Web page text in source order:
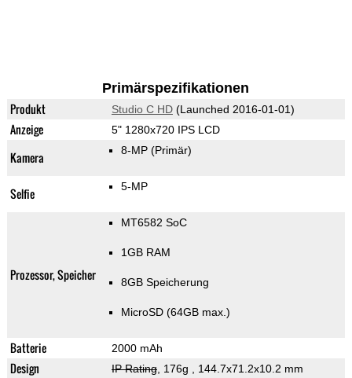
Primärspezifikationen
Produkt Studio C HD(Launched 2016-01-01)
Anzeige 5" 1280x720 IPS LCD
Kamera 8-MP (Primär)
Selfie 5-MP
Prozessor, Speicher
MT6582 SoC
1GB RAM
8GB Speicherung
MicroSD (64GB max.)
Batterie 2000 mAh
Design IP Rating, 176g , 144.7x71.2x10.2 mm